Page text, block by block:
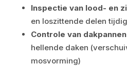
Inspectie van lood- en
en loszittende delen
Controle van
hellende daken
mosvorming)